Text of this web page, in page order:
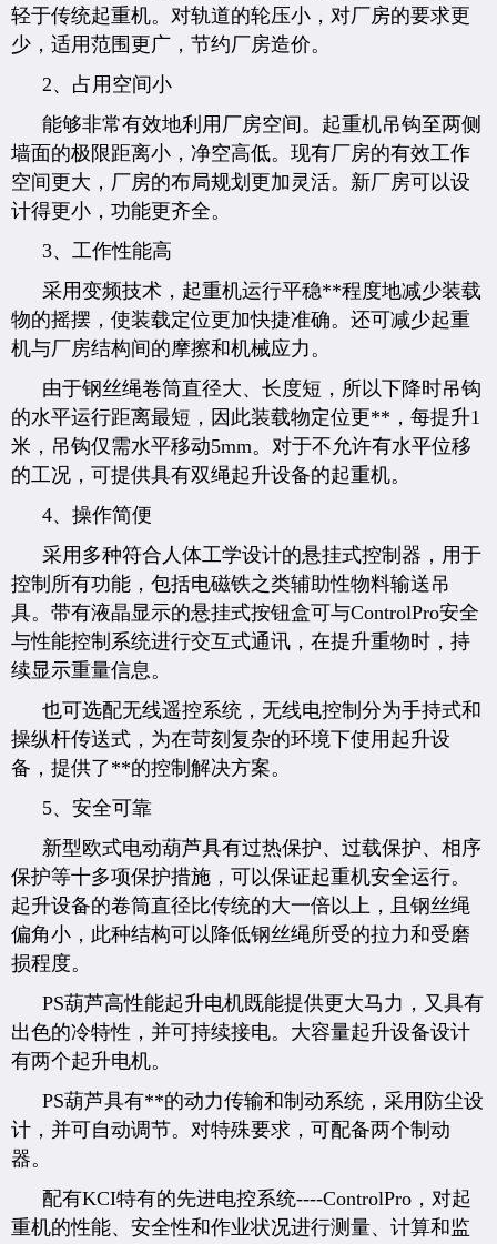
轻于传统起重机。对轨道的轮压小，对厂房的要求更
少，适用范围更广，节约厂房造价。
2、占用空间小
能够非常有效地利用厂房空间。起重机吊钩至两侧
墙面的极限距离小，净空高低。现有厂房的有效工作
空间更大，厂房的布局规划更加灵活。新厂房可以设
计得更小，功能更齐全。
3、工作性能高
采用变频技术，起重机运行平稳**程度地减少装载
物的摇摆，使装载定位更加快捷准确。还可减少起重
机与厂房结构间的摩擦和机械应力。
由于钢丝绳卷筒直径大、长度短，所以下降时吊钩
的水平运行距离最短，因此装载物定位更**，每提升1
米，吊钩仅需水平移动5mm。对于不允许有水平位移
的工况，可提供具有双绳起升设备的起重机。
4、操作简便
采用多种符合人体工学设计的悬挂式控制器，用于
控制所有功能，包括电磁铁之类辅助性物料输送吊
具。带有液晶显示的悬挂式按钮盒可与ControlPro安全
与性能控制系统进行交互式通讯，在提升重物时，持
续显示重量信息。
也可选配无线遥控系统，无线电控制分为手持式和
操纵杆传送式，为在苛刻复杂的环境下使用起升设
备，提供了**的控制解决方案。
5、安全可靠
新型欧式电动葫芦具有过热保护、过载保护、相序
保护等十多项保护措施，可以保证起重机安全运行。
起升设备的卷筒直径比传统的大一倍以上，且钢丝绳
偏角小，此种结构可以降低钢丝绳所受的拉力和受磨
损程度。
PS葫芦高性能起升电机既能提供更大马力，又具有
出色的冷特性，并可持续接电。大容量起升设备设计
有两个起升电机。
PS葫芦具有**的动力传输和制动系统，采用防尘设
计，并可自动调节。对特殊要求，可配备两个制动
器。
配有KCI特有的先进电控系统----ControlPro，对起
重机的性能、安全性和作业状况进行测量、计算和监